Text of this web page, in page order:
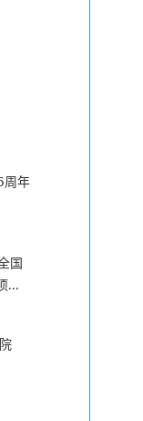
周年
国
...